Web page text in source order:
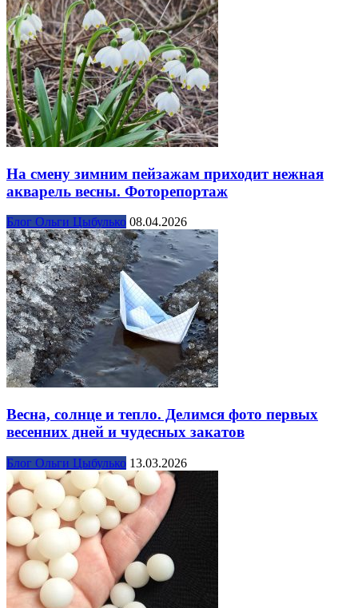
На смену зимним пейзажам приходит нежная
акварель весны. Фоторепортаж
Блог Ольги Цыбулько 08.04.2026
Весна, солнце и тепло. Делимся фото первых
весенних дней и чудесных закатов
Блог Ольги Цыбулько 13.03.2026